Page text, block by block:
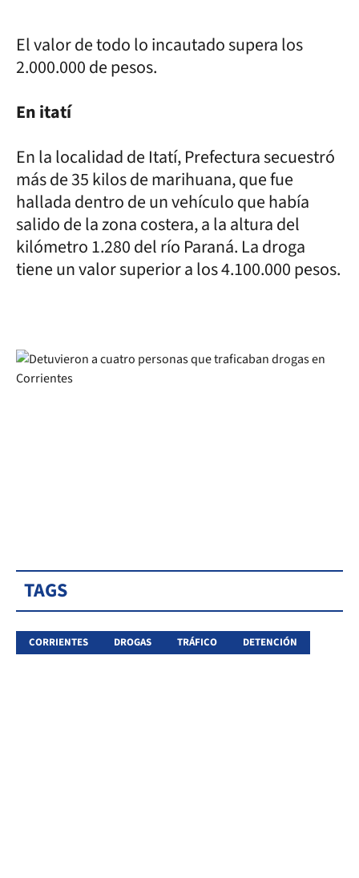
El valor de todo lo incautado supera los
2.000.000 de pesos.
En itatí
En la localidad de Itatí, Prefectura secuestró
más de 35 kilos de marihuana, que fue
hallada dentro de un vehículo que había
salido de la zona costera, a la altura del
kilómetro 1.280 del río Paraná. La droga
tiene un valor superior a los 4.100.000 pesos.
TAGS
CORRIENTES DROGAS TRÁFICO DETENCIÓN